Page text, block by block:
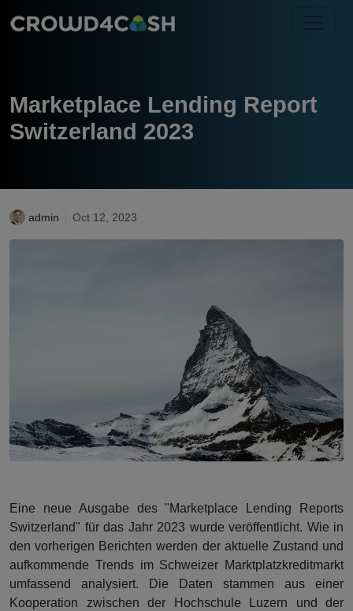
Marketplace Lending Report
Switzerland 2023
admin Oct 12, 2023
Eine neue Ausgabe des "Marketplace Lending Reports
Switzerland" für das Jahr 2023 wurde veröffentlicht. Wie in
den vorherigen Berichten werden der aktuelle Zustand und
aufkommende Trends im Schweizer Marktplatzkreditmarkt
umfassend analysiert. Die Daten stammen aus einer
Kooperation zwischen der Hochschule Luzern und der